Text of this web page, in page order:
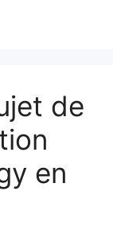
de
en